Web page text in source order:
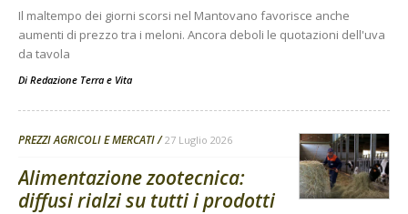
Il maltempo dei giorni scorsi nel Mantovano favorisce anche
aumenti di prezzo tra i meloni. Ancora deboli le quotazioni dell'uva
da tavola
Di Redazione Terra e Vita
PREZZI AGRICOLI E MERCATI 27 Luglio 2026
Alimentazione zootecnica:
diffusi rialzi su tutti i prodotti